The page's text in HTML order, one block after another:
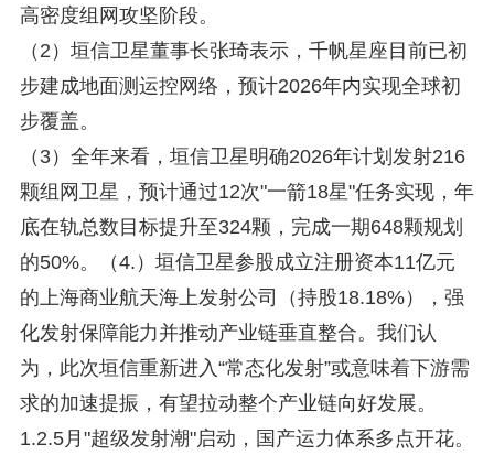
高密度组网攻坚阶段。
（2）垣信卫星董事长张琦表示，千帆星座目前已初
步建成地面测运控网络，预计2026年内实现全球初
步覆盖。
（3）全年来看，垣信卫星明确2026年计划发射216
颗组网卫星，预计通过12次"一箭18星"任务实现，年
底在轨总数目标提升至324颗，完成一期648颗规划
的50%。（4.）垣信卫星参股成立注册资本11亿元
的上海商业航天海上发射公司（持股18.18%），强
化发射保障能力并推动产业链垂直整合。我们认
为，此次垣信重新进入“常态化发射”或意味着下游需
求的加速提振，有望拉动整个产业链向好发展。
1.2.5月"超级发射潮"启动，国产运力体系多点开花。